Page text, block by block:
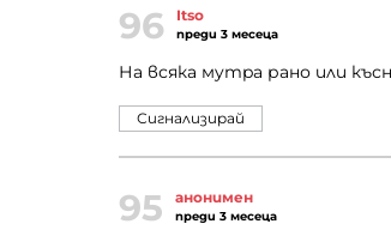
96 Itso
преди 3 месеца
На всяка мympa рано или
Сигнализирай
95 анонимен
преди 3 месеца